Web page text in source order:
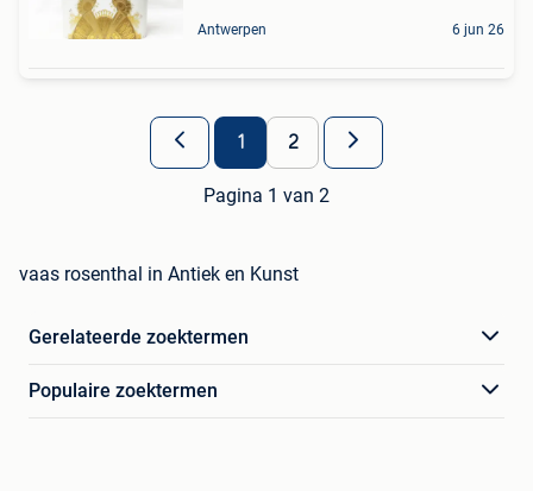
Antwerpen 6 jun 26
1 2
Pagina 1 van 2
vaas rosenthal in Antiek en Kunst
Gerelateerde zoektermen
Populaire zoektermen